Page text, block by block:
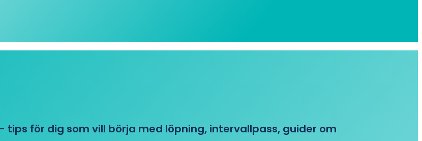
för dig som vill börja med löpning, intervallpass, guider om